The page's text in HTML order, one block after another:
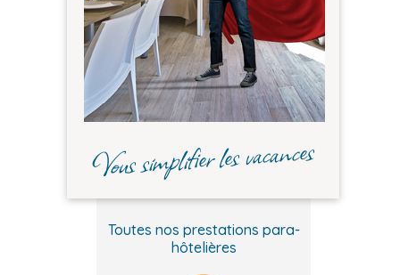
Vous simplifier les vacances
Toutes nos prestations para-
hôtelières